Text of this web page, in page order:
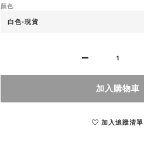
顏色
加入購物車
加入追蹤清單